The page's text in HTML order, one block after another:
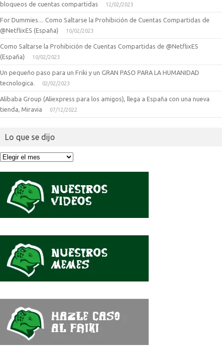
bloqueos de cuentas compartidas
12/02/2023
For Dummies… Como Saltarse la Prohibición de Cuentas Compartidas de
@NetflixES (España)
10/02/2023
Como Saltarse la Prohibición de Cuentas Compartidas de @NetflixES
(España)
10/02/2023
Un pequeño paso para un Friki y un GRAN PASO PARA LA HUMANIDAD
tecnologica.
02/02/2023
Alibaba Group (Aliexpress para los amigos), llega a España con una nueva
tienda, Miravia
07/12/2022
Lo que se dijo
Lo